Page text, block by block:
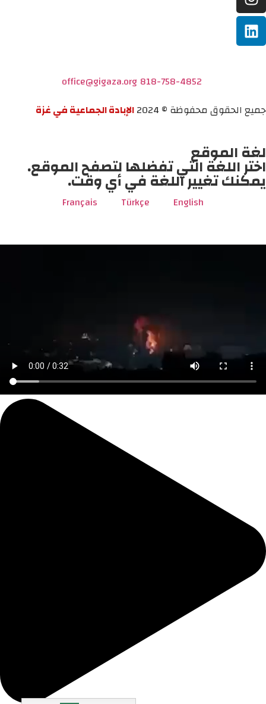
818-758-4852
office@gigaza.org
جميع الحقوق محفوظة © 2024
الإبادة الجماعية في غزة
لغة الموقع
اختر اللغة التي تفضلها لتصفح الموقع.
يمكنك تغيير اللغة في أي وقت.
English
Türkçe
Français